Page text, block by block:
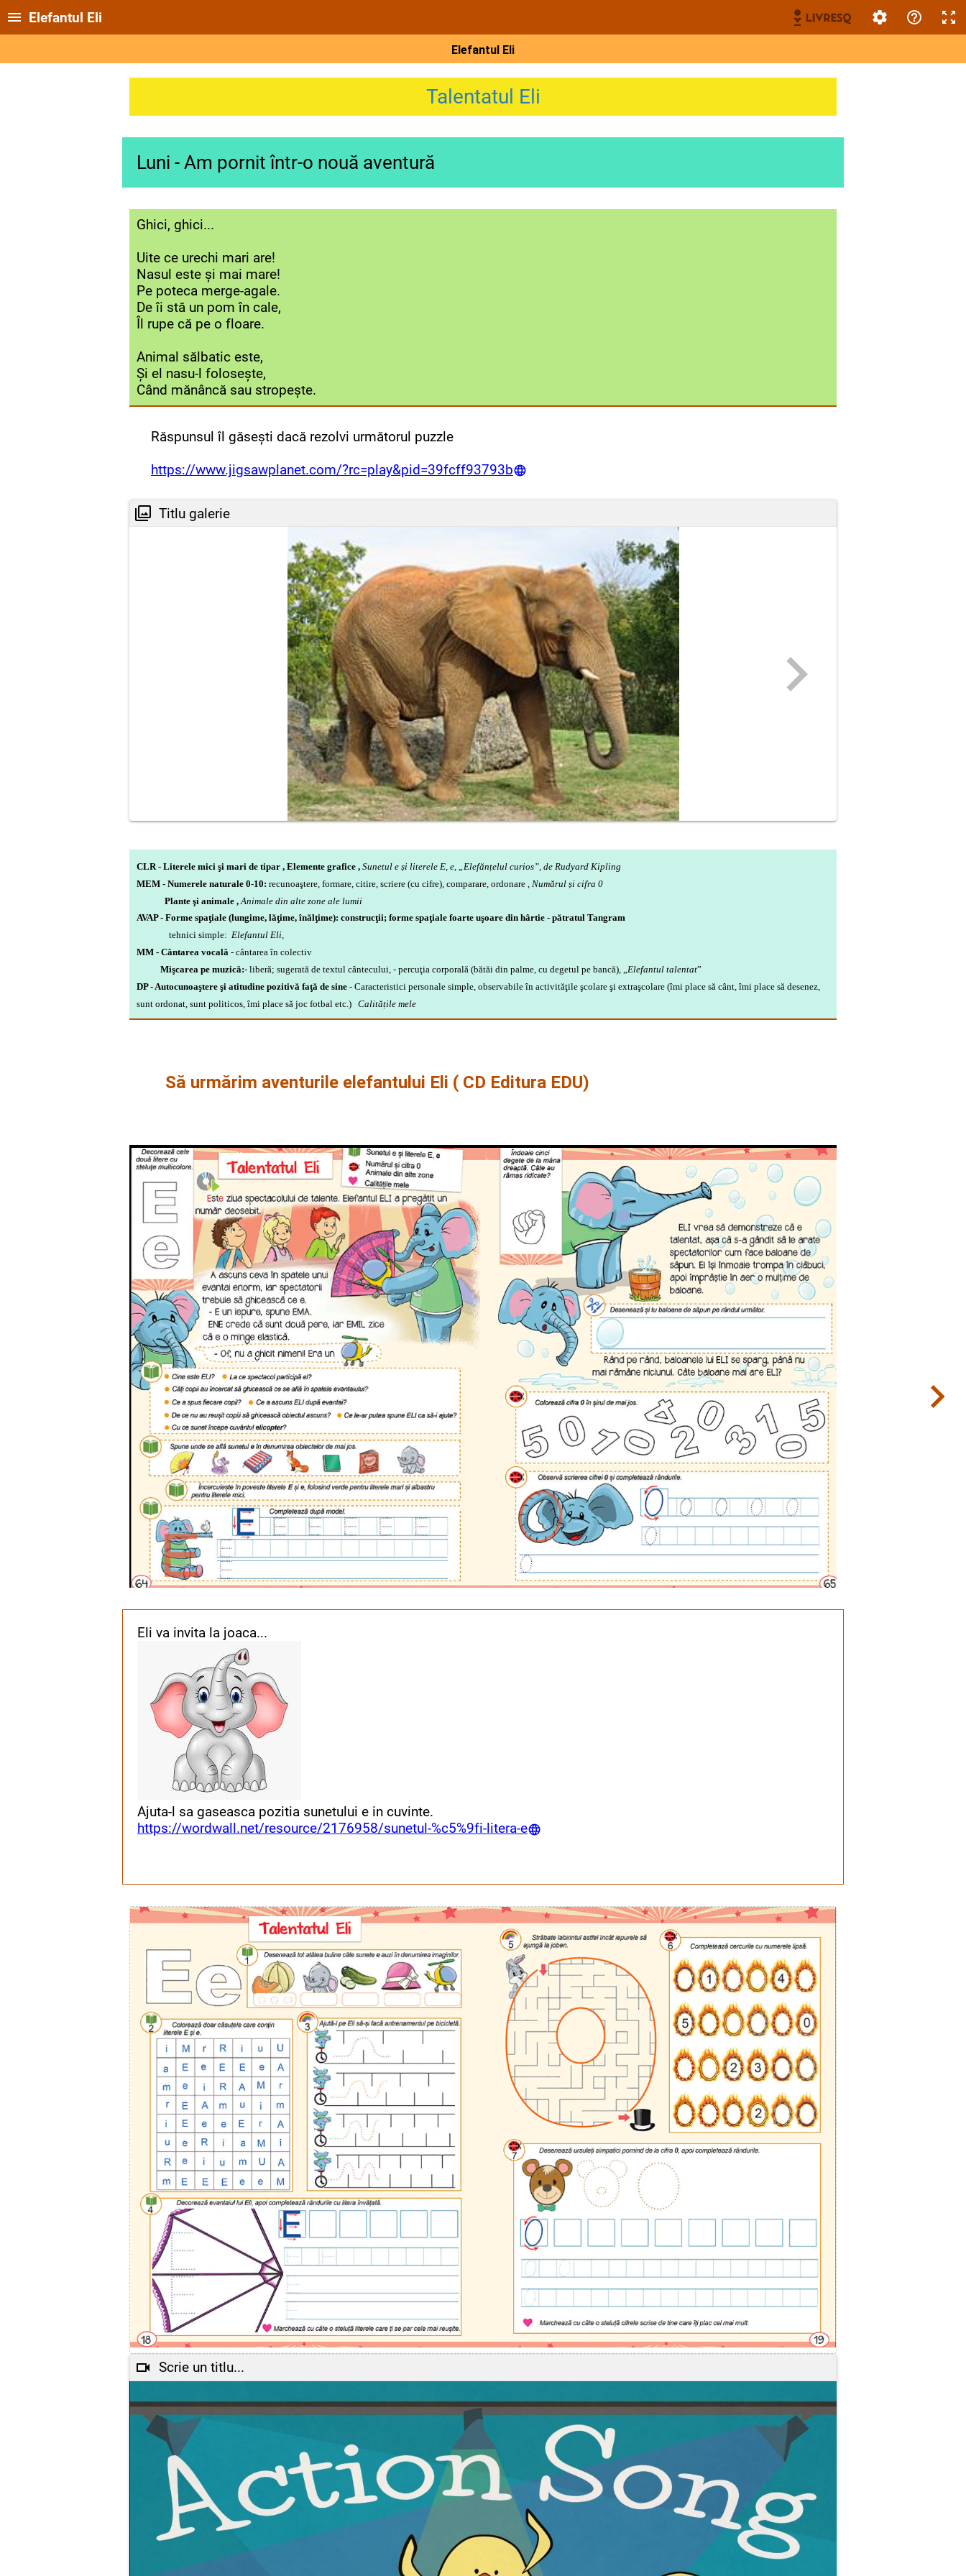
Elefantul Eli
Elefantul Eli
Talentatul Eli
Luni - Am pornit într-o nouă aventură
Ghici, ghici...
Uite ce urechi mari are!
Nasul este și mai mare!
Pe poteca merge-agale.
De îi stă un pom în cale,
Îl rupe că pe o floare.
Animal sălbatic este,
Și el nasu-l folosește,
Când mănâncă sau stropește.
Răspunsul îl găsești dacă rezolvi următorul puzzle
https://www.jigsawplanet.com/?rc=play&pid=39fcff93793b
Titlu galerie
CLR - Literele mici şi mari de tipar , Elemente grafice , Sunetul e și literele E, e, „Elefănțelul curios”, de Rudyard Kipling
MEM - Numerele naturale 0-10: recunoaştere, formare, citire, scriere (cu cifre), comparare, ordonare , Numărul și cifra 0
Plante şi animale ,Animale din alte zone ale lumii
AVAP - Forme spaţiale (lungime, lăţime, înălţime): construcţii; forme spaţiale foarte uşoare din hârtie - pătratul Tangram
tehnici simple: Elefantul Eli,
MM - Cântarea vocală - cântarea în colectiv
Mişcarea pe muzică:- liberă; sugerată de textul cântecului, - percuţia corporală (bătăi din palme, cu degetul pe bancă), „Elefantul talentat”
DP - Autocunoaştere şi atitudine pozitivă faţă de sine - Caracteristici personale simple, observabile în activităţile şcolare şi extraşcolare (îmi place să cânt, îmi place să desenez,
sunt ordonat, sunt politicos, îmi place să joc fotbal etc.) Calitățile mele
Să urmărim aventurile elefantului Eli ( CD Editura EDU)
Eli va invita la joaca...
Ajuta-l sa gaseasca pozitia sunetului e in cuvinte.
https://wordwall.net/resource/2176958/sunetul-%c5%9fi-litera-e
Scrie un titlu...